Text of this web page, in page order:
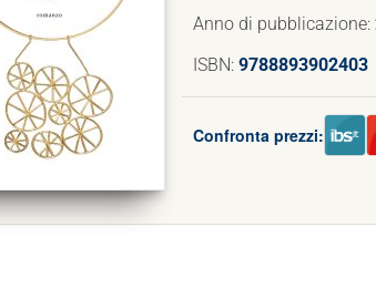
Anno di pubblicazione:
ISBN: 9788893902403
Confronta prezzi: